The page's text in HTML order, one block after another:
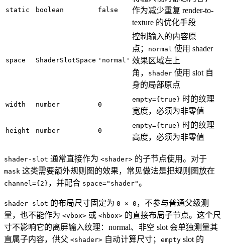
static boolean false
作为减少重复 render-to-
texture 的优化手段
space ShaderSlotSpace 'normal'
控制输入的内容原
点；
normal 使用 shader
效果区域左上
角，
shader 使用 slot 自
身的局部原点
width number 0
empty={true} 时的纹理
宽度，必须为非零值
height number 0
empty={true} 时的纹理
高度，必须为非零值
shader-slot 通常直接作为 <shader> 的子节点使用。对于
mask 这类需要额外规则图的效果，常见做法是把规则图放在
channel={2} ，并配合 space="shader"。
shader-slot 的布局尺寸固定为 0 × 0 ，不参与普通父级测
量，也不能作为 <vbox> 或 <hbox> 的直接布局子节点。这个尺
寸不影响它的离屏输入纹理：normal、非空 slot 会单独测量其
直属子内容，供父 <shader> 自动计算尺寸； empty slot 的